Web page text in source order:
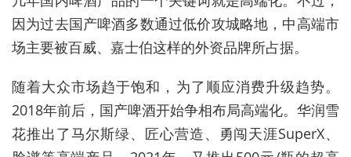
因为过去国产啤酒多数通过低价攻城略地，中高端市
场主要被百威、嘉士伯这样的外资品牌所占据。
随着大众市场趋于饱和，为了顺应消费升级趋势。
2018年前后，国产啤酒开始争相布局高端化。华润雪
花推出了马尔斯绿、匠心营造、勇闯天涯SuperX、